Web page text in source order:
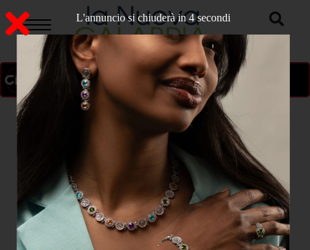
ON AIR
L'annuncio si chiuderà in 3 secondi